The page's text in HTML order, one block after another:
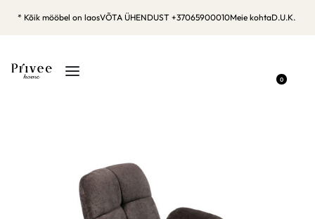
* Kõik mööbel on laosVÕTA ÜHENDUST +37065900010Meie kohtaD.U.K.
0